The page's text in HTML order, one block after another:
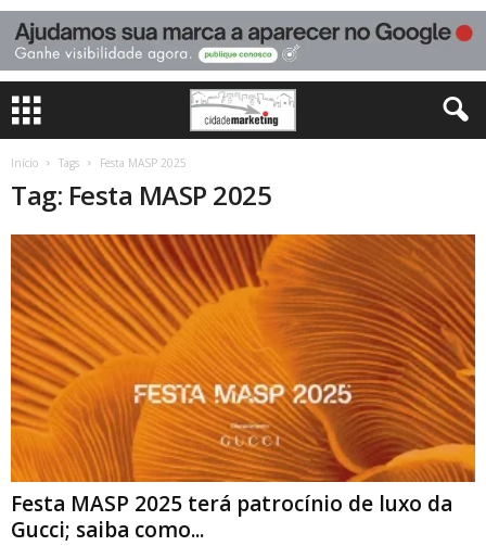
Início Tags Festa MASP 2025
Tag: Festa MASP 2025
Festa MASP 2025 terá patrocínio de luxo da
Gucci; saiba como...